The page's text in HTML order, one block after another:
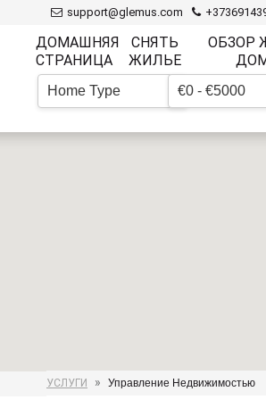
support@glemus.com
ДОМАШНЯЯ
СТРАНИЦА
СНЯТЬ
ЖИЛЬЕ
ОБЗОР
Home Type ▼€0 - €5000
УСЛУГИ » Управление Недвижимостью